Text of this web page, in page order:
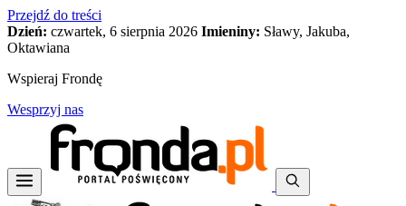
Przejdź do treści
Dzień: czwartek, 6 sierpnia 2026 Imieniny: Sławy, Jakuba,
Oktawiana
Wspieraj Frondę
Wesprzyj nas